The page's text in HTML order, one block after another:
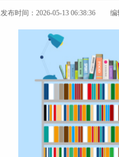
发布时间：2026-05-13 06:38:36 编